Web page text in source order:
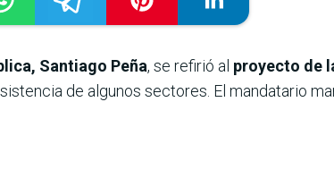
Santiago Peña, se refirió al proyecto de
de algunos sectores. El mandatario